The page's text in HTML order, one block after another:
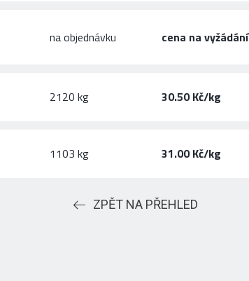
na objednávku cena na vyžádání
2120 kg 30.50 Kč/kg
1103 kg 31.00 Kč/kg
ZPĚT NA PŘEHLED